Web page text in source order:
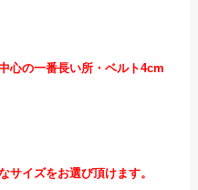
心の一番長い所・ベルト4cm
イズをお選び頂けます。